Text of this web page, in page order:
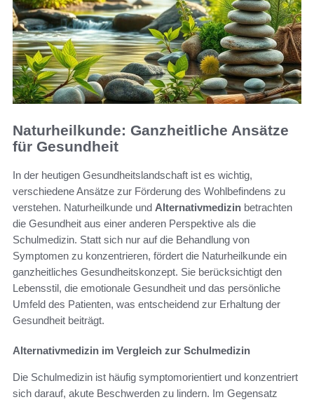
Naturheilkunde: Ganzheitliche Ansätze
für Gesundheit
In der heutigen Gesundheitslandschaft ist es wichtig,
verschiedene Ansätze zur Förderung des Wohlbefindens zu
verstehen. Naturheilkunde und Alternativmedizin betrachten
die Gesundheit aus einer anderen Perspektive als die
Schulmedizin. Statt sich nur auf die Behandlung von
Symptomen zu konzentrieren, fördert die Naturheilkunde ein
ganzheitliches Gesundheitskonzept. Sie berücksichtigt den
Lebensstil, die emotionale Gesundheit und das persönliche
Umfeld des Patienten, was entscheidend zur Erhaltung der
Gesundheit beiträgt.
Alternativmedizin im Vergleich zur Schulmedizin
Die Schulmedizin ist häufig symptomorientiert und konzentriert
sich darauf, akute Beschwerden zu lindern. Im Gegensatz